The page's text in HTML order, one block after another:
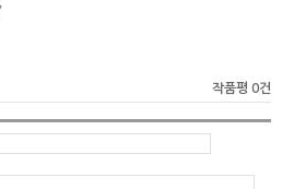
작품평 0건